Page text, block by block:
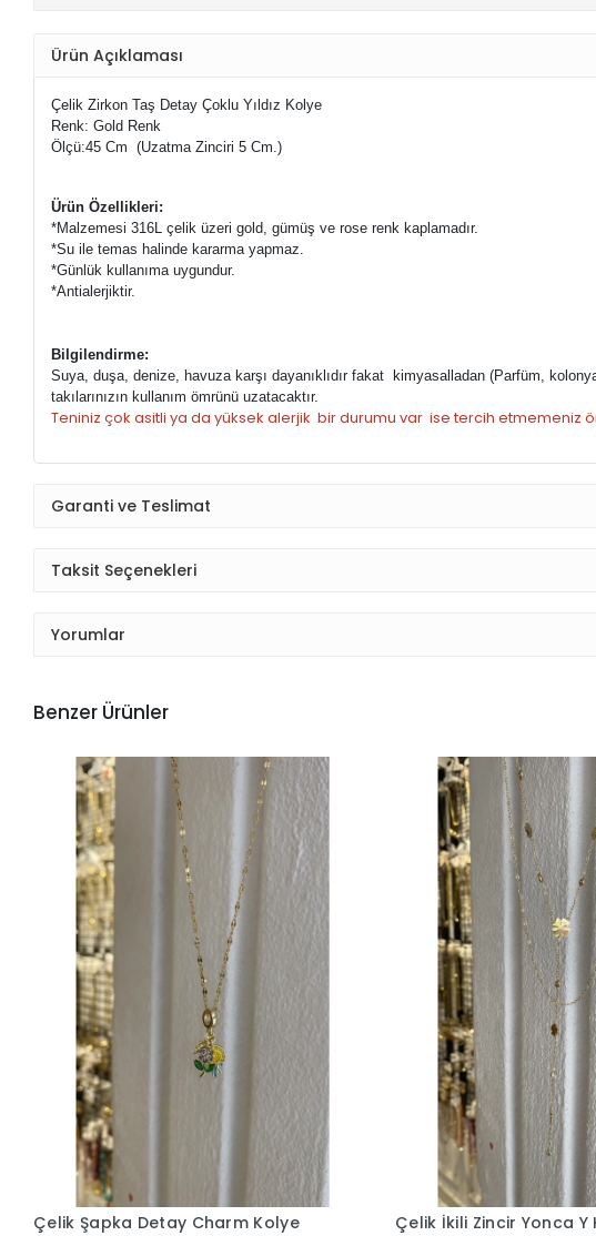
Ürün Açıklaması
Çelik Zirkon Taş Detay Çoklu Yıldız Kolye
Renk: Gold Renk
Ölçü:45 Cm (Uzatma Zinciri 5 Cm.)
Ürün Özellikleri:
*Malzemesi 316L çelik üzerigold, gümüş ve rose renk kaplamadır.
*Su ile temas halinde kararma yapmaz.
*Günlük kullanıma uygundur.
*Antialerjiktir.
Bilgilendirme:
Suya, duşa, denize, havuza karşı dayanıklıdır fakat kimyasalladan (Parfüm,
takılarınızın kullanım ömrünü uzatacaktır.
Teniniz çok asitli ya da yüksek alerjik bir durumu var ise tercih etmemeniz
Garanti ve Teslimat
Taksit Seçenekleri
Yorumlar
Benzer Ürünler
Sepete Ekle
Çelik Şapka Detay Charm Kolye Sepete
Çelik İkili Zincir Yonca Y